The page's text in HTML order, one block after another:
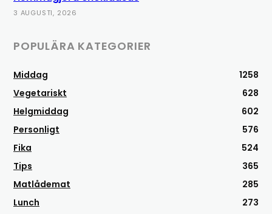
3 AUGUSTI, 2026
POPULÄRA KATEGORIER
Middag
1258
Vegetariskt
628
Helgmiddag
602
Personligt
576
Fika
524
Tips
365
Matlådemat
285
Lunch
273